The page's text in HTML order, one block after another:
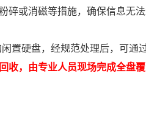
碎或消磁等措施，确保信息无法
置硬盘，经规范处理后，可通
收，由专业人员现场完成全盘